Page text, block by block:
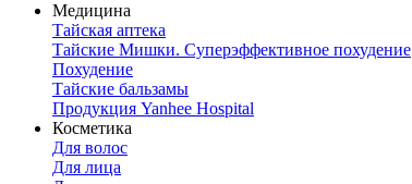
Медицина
Тайская аптека
Тайские Мишки. Суперэффективное похудение
Похудение
Тайские бальзамы
Продукция Yanhee Hospital
Косметика
Для волос
Для лица